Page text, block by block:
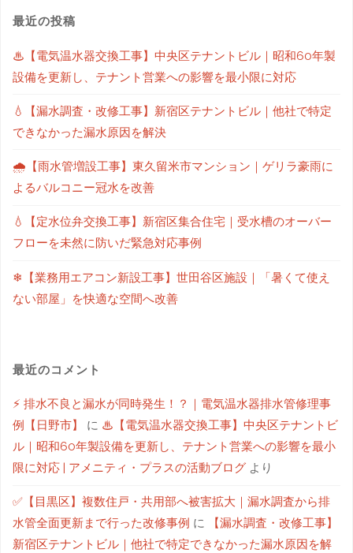
最近の投稿
♨【電気温水器交換工事】中央区テナントビル｜昭和60年製
設備を更新し、テナント営業への影響を最小限に対応
💧【漏水調査・改修工事】新宿区テナントビル｜他社で特定
できなかった漏水原因を解決
🌧【雨水管増設工事】東久留米市マンション｜ゲリラ豪雨に
よるバルコニー冠水を改善
💧【定水位弁交換工事】新宿区集合住宅｜受水槽のオーバー
フローを未然に防いだ緊急対応事例
❄【業務用エアコン新設工事】世田谷区施設｜「暑くて使え
ない部屋」を快適な空間へ改善
最近のコメント
⚡ 排水不良と漏水が同時発生！？｜電気温水器排水管修理事
例【日野市】
に ♨【電気温水器交換工事】中央区テナントビ
ル｜昭和60年製設備を更新し、テナント営業への影響を最小
限に対応 | アメニティ・プラスの活動ブログ より
✅【目黒区】複数住戸・共用部へ被害拡大｜漏水調査から排
水管全面更新まで行った改修事例 に
【漏水調査・改修工事】
新宿区テナントビル｜他社で特定できなかった漏水原因を解